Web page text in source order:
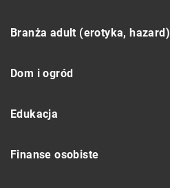
Branża adult (erotyka, hazard)
Dom i ogród
Edukacja
Finanse osobiste